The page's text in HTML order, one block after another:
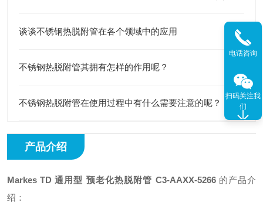
谈谈不锈钢热脱附管在各个领域中的应用
不锈钢热脱附管其拥有怎样的作用呢？
不锈钢热脱附管在使用过程中有什么需要注意的呢？
产品介绍
Markes TD 通用型 预老化热脱附管 C3-AAXX-5266 的产品介
绍：
电话咨询
扫码关注我
们